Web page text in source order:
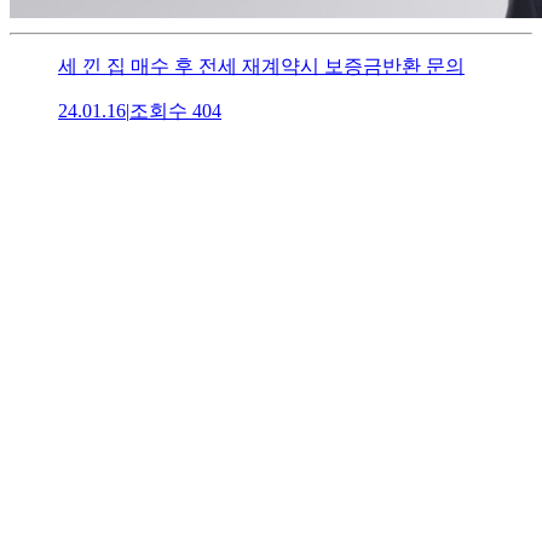
세 낀 집 매수 후 전세 재계약시 보증금반환 문의
24.01.16|조회수 404